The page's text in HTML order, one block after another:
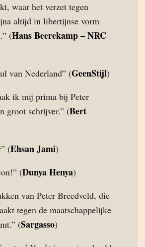
waar het verzet tegen
altijd in libertijnse vorm
(Hans Beerekamp – NRC
van Nederland” (GeenStijl)
ik mij prima bij Peter
groot schrijver.” (Bert
(Ehsan Jami)
(Dunya Henya)
van Peter Breedveld, die
tegen de maatschappelijke
(Sargasso)